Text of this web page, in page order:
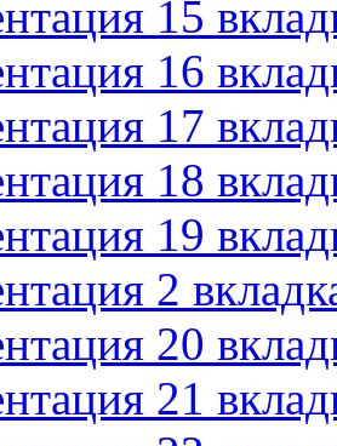
15
16
17
18
19
2
20
21